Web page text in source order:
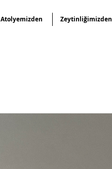
Atolyemizden Zeytinliğimizden